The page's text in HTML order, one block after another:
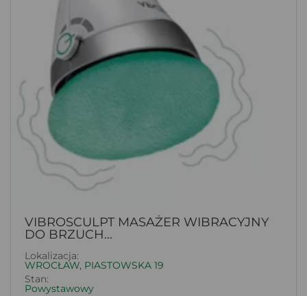
VIBROSCULPT MASAŻER WIBRACYJNY
DO BRZUCH...
Lokalizacja:
WROCŁAW, PIASTOWSKA 19
Stan:
Powystawowy